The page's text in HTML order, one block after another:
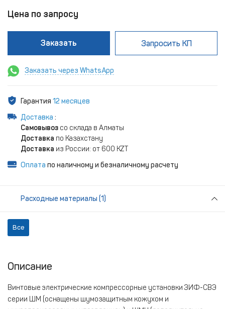
Цена по запросу
Заказать Запросить КП
Заказать через WhatsApp
Гарантия 12 месяцев
Доставка :
Самовывоз со склада в Алматы
Доставка по Казахстану
Доставка из России: от 600 KZT
Оплата по наличному и безналичному расчету
Расходные материалы (1)
Все
Описание
Винтовые электрические компрессорные установки ЗИФ-СВЭ
серии ШМ (оснащены шумозащитным кожухом и